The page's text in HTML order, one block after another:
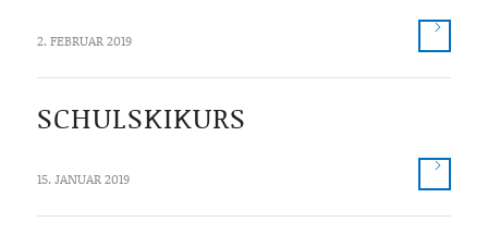
2. FEBRUAR 2019
SCHULSKIKURS
15. JANUAR 2019